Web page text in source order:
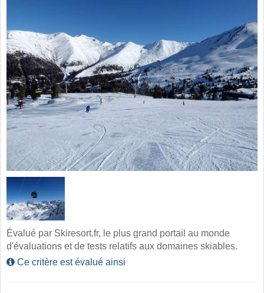
Évalué par Skiresort.fr, le plus grand portail au monde
d'évaluations et de tests relatifs aux domaines skiables.
Ce critère est évalué ainsi